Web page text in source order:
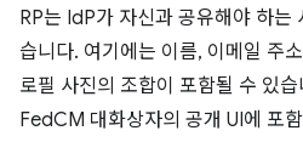
RP는 IdP가 자신과 공유해야 하는
습니다. 여기에는 이름, 이메일 주
로필 사진의 조합이 포함될 수 있
FedCM 대화상자의 공개 UI에 포